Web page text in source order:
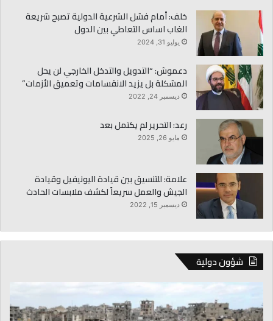
خلف: أمام فشل الشرعية الدولية تصبح شريعة
الغاب اساس التعاطي بين الدول
يوليو 31, 2024
دعموش: “التدويل والتدخل الخارجي لن يحل
المشكلة بل يزيد الانقسامات وتعميق الأزمات”
ديسمبر 24, 2022
رعد: التحرير لم يكتمل بعد
مايو 26, 2025
علامة: للتنسيق بين قيادة اليونيفيل وقيادة
الجيش والعمل سريعاً لكشف ملابسات الحادث
ديسمبر 15, 2022
شؤون دولية